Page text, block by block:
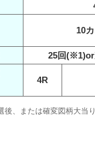
10
25回
4R
、または確変図柄大当